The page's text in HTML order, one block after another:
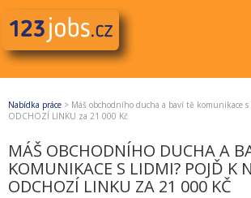
Nabídka práce > Máš obchodního ducha a baví tě komunikace
ODCHOZÍ LINKU za 21 000 Kč
MÁŠ OBCHODNÍHO DUCHA A
KOMUNIKACE S LIDMI? POJĎ K
ODCHOZÍ LINKU ZA 21 000 KČ